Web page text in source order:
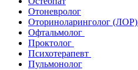
Отоневролог
Оториноларинголог (ЛОР)
Офтальмолог
Проктолог
Психотерапевт
Пульмонолог